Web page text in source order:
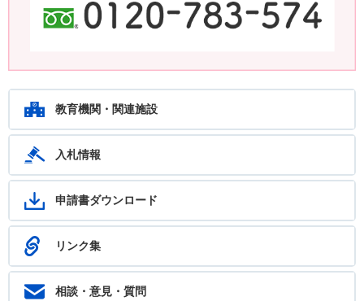
鹿児島教育ホットライン24 24時間いつでもあなたの相談を待ってい
ます。フリーダイヤル：0120-783-574
教育機関・関連施設
入札情報
申請書ダウンロード
リンク集
相談・意見・質問